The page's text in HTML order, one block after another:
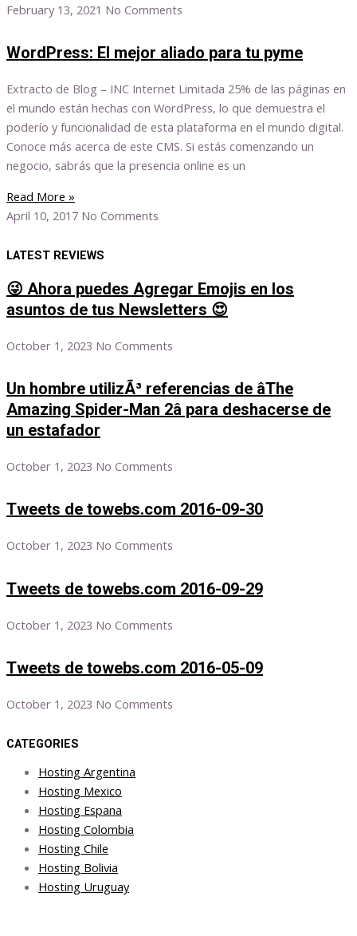
February 13, 2021 No Comments
WordPress: El mejor aliado para tu pyme
Extracto de Blog – INC Internet Limitada 25% de las páginas en
el mundo están hechas con WordPress, lo que demuestra el
poderío y funcionalidad de esta plataforma en el mundo digital.
Conoce más acerca de este CMS. Si estás comenzando un
negocio, sabrás que la presencia online es un
Read More »
April 10, 2017 No Comments
LATEST REVIEWS
😜 Ahora puedes Agregar Emojis en los
asuntos de tus Newsletters 😍
October 1, 2023 No Comments
Un hombre utilizÃ³ referencias de âThe
Amazing Spider-Man 2â para deshacerse de
un estafador
October 1, 2023 No Comments
Tweets de towebs.com 2016-09-30
October 1, 2023 No Comments
Tweets de towebs.com 2016-09-29
October 1, 2023 No Comments
Tweets de towebs.com 2016-05-09
October 1, 2023 No Comments
CATEGORIES
Hosting Argentina
Hosting Mexico
Hosting Espana
Hosting Colombia
Hosting Chile
Hosting Bolivia
Hosting Uruguay